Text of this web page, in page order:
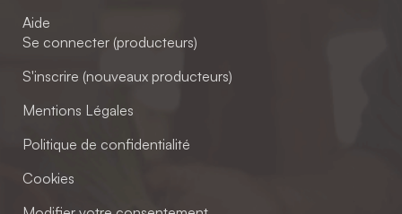
Aide
Se connecter (producteurs)
S'inscrire (nouveaux producteurs)
Mentions Légales
Politique de confidentialité
Cookies